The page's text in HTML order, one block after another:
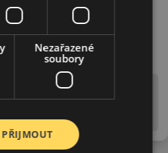
jsou pouze
být dodány pneumatiky
platné (předchozí) legislativy.
Nezařazené
soubory
PŘIJMOUT